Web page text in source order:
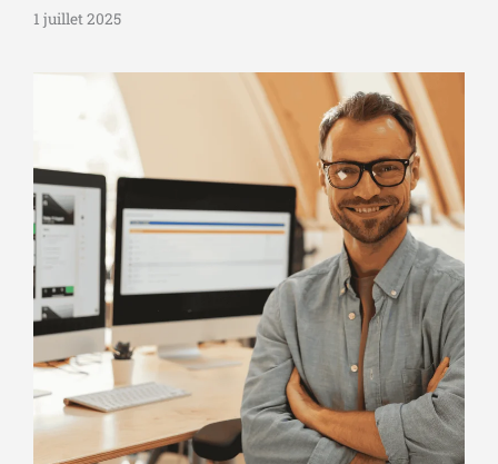
1 juillet 2025